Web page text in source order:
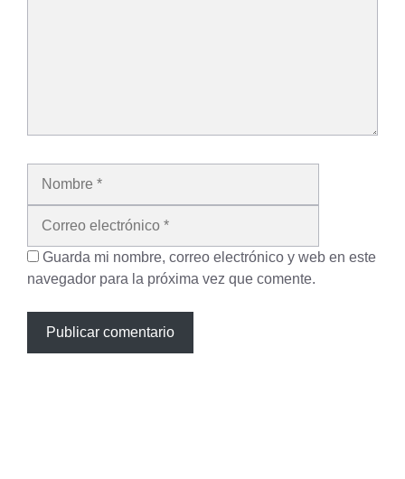
Guarda mi nombre, correo electrónico y web en este
navegador para la próxima vez que comente.